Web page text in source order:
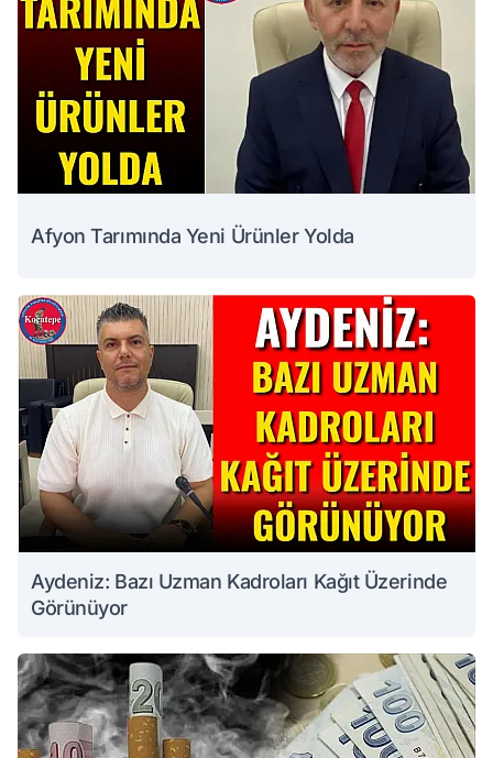
Afyon Tarımında Yeni Ürünler Yolda
Aydeniz: Bazı Uzman Kadroları Kağıt Üzerinde
Görünüyor